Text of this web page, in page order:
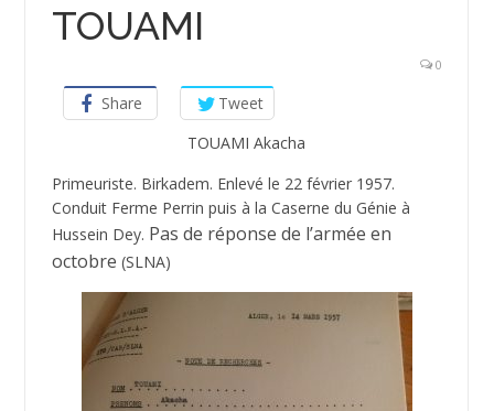
TOUAMI
0
Share
Tweet
TOUAMI Akacha
Primeuriste. Birkadem. Enlevé le 22 février 1957.
Conduit Ferme Perrin puis à la Caserne du Génie à
Hussein Dey. Pas de réponse de l’armée en
octobre (SLNA)